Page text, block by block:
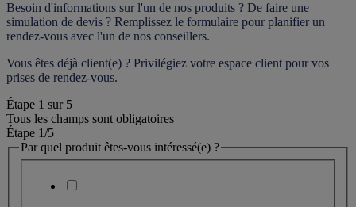
Besoin d'informations sur l'un de nos produits ? De faire une
simulation de devis ? Remplissez le formulaire pour planifier un
rendez-vous avec l'un de nos conseillers.
Vous êtes déjà client(e) ? Privilégiez votre espace client pour vos
prises de rendez-vous.
Étape 1 sur 5
Tous les champs sont obligatoires
Étape 1/5
Par quel produit êtes-vous intéressé(e) ?